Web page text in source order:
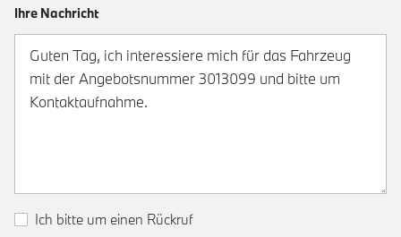
Ihre Nachricht
Ich bitte um einen Rückruf